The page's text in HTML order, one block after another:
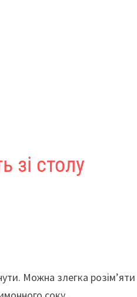
зі столу
Можна злегка розім’яти